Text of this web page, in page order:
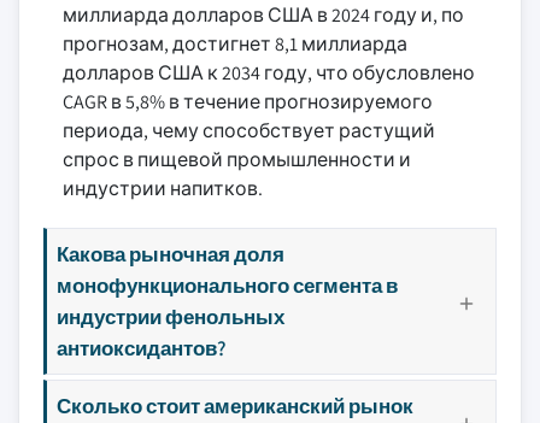
миллиарда долларов США в 2024 году и, по
прогнозам, достигнет 8,1 миллиарда
долларов США к 2034 году, что обусловлено
CAGR в 5,8% в течение прогнозируемого
периода, чему способствует растущий
спрос в пищевой промышленности и
индустрии напитков.
Какова рыночная доля
монофункционального сегмента в
индустрии фенольных
антиоксидантов?
Сколько стоит американский рынок